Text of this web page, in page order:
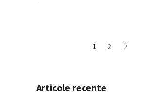
1 2
Articole recente